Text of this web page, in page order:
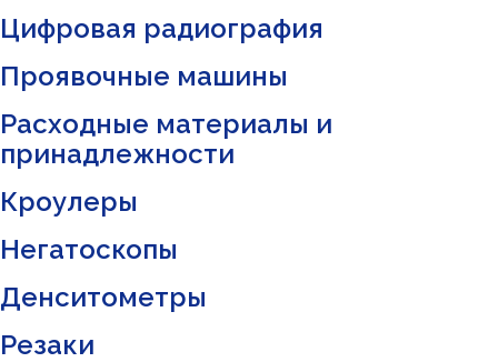
Цифровая радиография
Проявочные машины
Расходные материалы и
принадлежности
Кроулеры
Негатоскопы
Денситометры
Резаки